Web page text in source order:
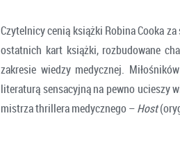
Czytelnicy cenią książki Robina Cooka
ostatnich kart książki, rozbudowane
zakresie wiedzy medycznej.
literaturą sensacyjną na pewno ucieszy
mistrza thrillera medycznego –Host